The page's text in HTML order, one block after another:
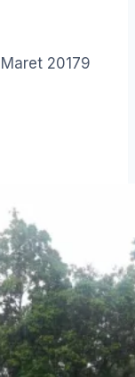
Maret 20179